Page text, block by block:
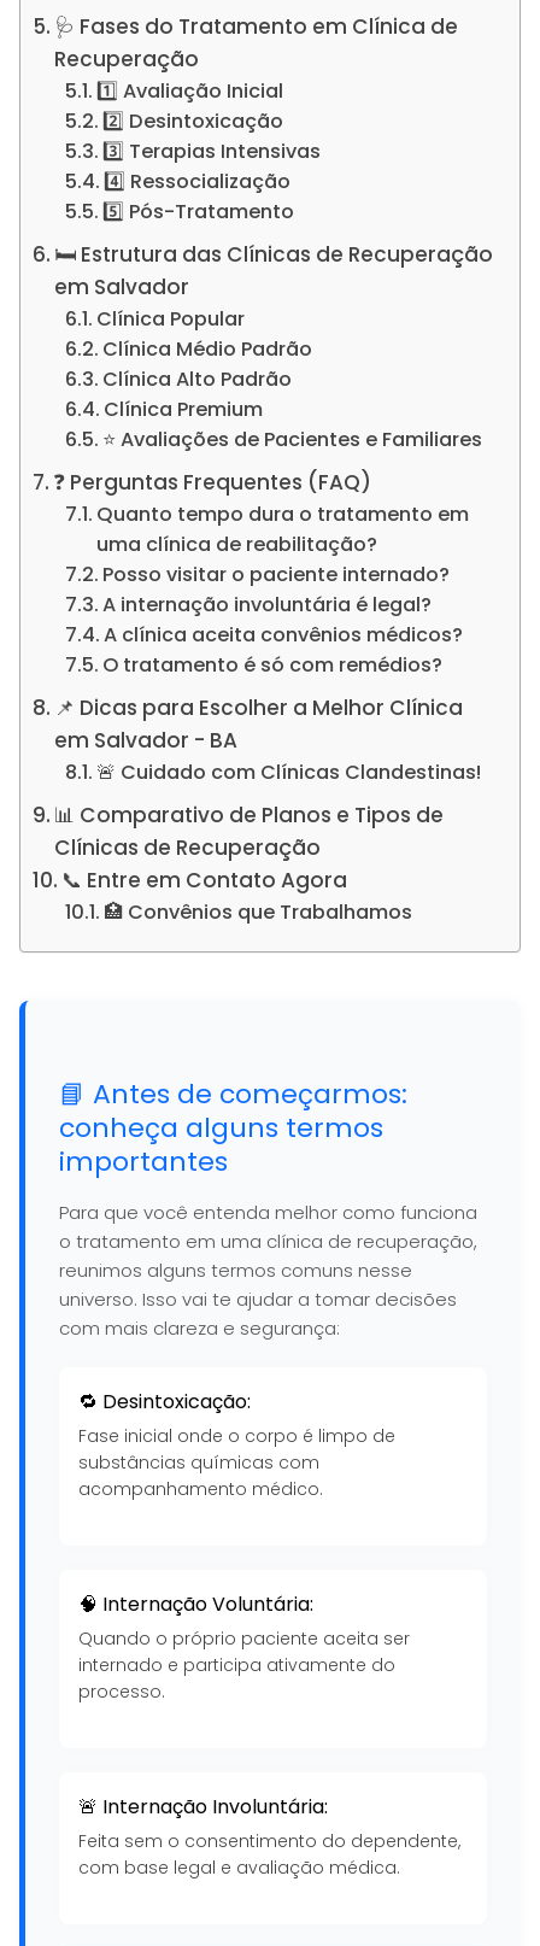
🩺 Fases do Tratamento em Clínica de
Recuperação
1️⃣ Avaliação Inicial
2️⃣ Desintoxicação
3️⃣ Terapias Intensivas
4️⃣ Ressocialização
5️⃣ Pós-Tratamento
🛏️ Estrutura das Clínicas de Recuperação
em Salvador
Clínica Popular
Clínica Médio Padrão
Clínica Alto Padrão
Clínica Premium
⭐ Avaliações de Pacientes e Familiares
❓ Perguntas Frequentes (FAQ)
Quanto tempo dura o tratamento em
uma clínica de reabilitação?
Posso visitar o paciente internado?
A internação involuntária é legal?
A clínica aceita convênios médicos?
O tratamento é só com remédios?
📌 Dicas para Escolher a Melhor Clínica
em Salvador - BA
🚨 Cuidado com Clínicas Clandestinas!
📊 Comparativo de Planos e Tipos de
Clínicas de Recuperação
📞 Entre em Contato Agora
🏥 Convênios que Trabalhamos
📘 Antes de começarmos:
conheça alguns termos
importantes
Para que você entenda melhor como funciona
o tratamento em uma clínica de recuperação,
reunimos alguns termos comuns nesse
universo. Isso vai te ajudar a tomar decisões
com mais clareza e segurança:
🔁 Desintoxicação:
Fase inicial onde o corpo é limpo de
substâncias químicas com
acompanhamento médico.
🧠 Internação Voluntária:
Quando o próprio paciente aceita ser
internado e participa ativamente do
processo.
🚨 Internação Involuntária:
Feita sem o consentimento do dependente,
com base legal e avaliação médica.